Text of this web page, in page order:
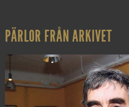
PÄRLOR FRÅN ARKIVET